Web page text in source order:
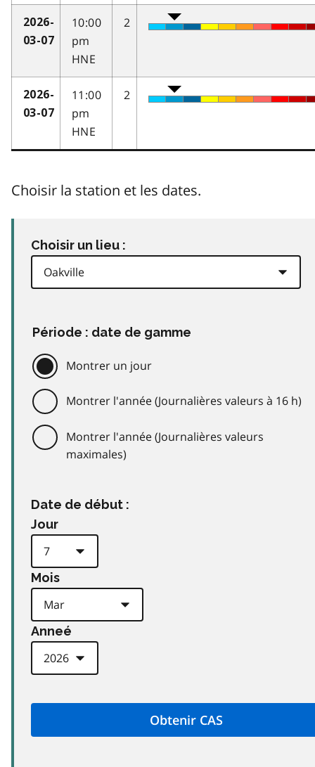
2026-
03-07
10:00
pm
HNE
2
2026-
03-07
11:00
pm
HNE
2
Choisir la station et les dates.
Choisir un lieu :
Période : date de gamme
Montrer un jour
Montrer l'année (Journalières valeurs à 16 h)
Montrer l'année (Journalières valeurs
maximales)
Date de début :
Jour
Mois
Anneé